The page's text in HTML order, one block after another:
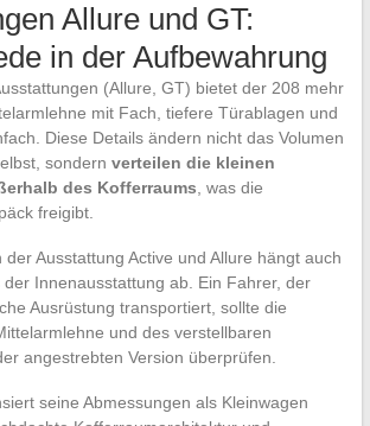
Allure und GT:
in der Aufbewahrung
(Allure, GT) bietet der 208 mehr
mit Fach, tiefere Türablagen und
Diese Details ändern nicht das Volumen
sondern verteilen die kleinen
des Kofferraums, was die
freigibt.
der Ausstattung Active und Allure hängt auch
Innenausstattung ab. Ein Fahrer, der
Ausrüstung transportiert, sollte die
und des verstellbaren
angestrebten Version überprüfen.
seine Abmessungen als Kleinwagen